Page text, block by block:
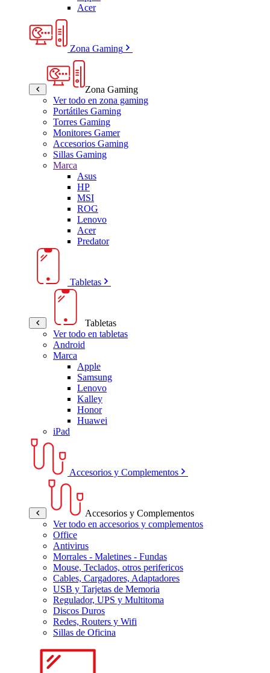
Acer
Zona Gaming
Zona Gaming
Ver todo en zona gaming
Portátiles Gaming
Torres Gaming
Monitores Gamer
Accesorios Gaming
Sillas Gaming
Marca
Asus
HP
MSI
ROG
Lenovo
Acer
Predator
Tabletas
Tabletas
Ver todo en tabletas
Android
Marca
Apple
Samsung
Lenovo
Kalley
Honor
Huawei
iPad
Accesorios y Complementos
Accesorios y Complementos
Ver todo en accesorios y complementos
Office
Antivirus
Morrales - Maletines - Fundas
Mouse, Teclados, otros perifericos
Cables, Cargadores, Adaptadores
USB y Tarjetas de Memoria
Regulador, UPS y Multitoma
Discos Duros
Redes, Routers y Wifi
Sillas de Oficina